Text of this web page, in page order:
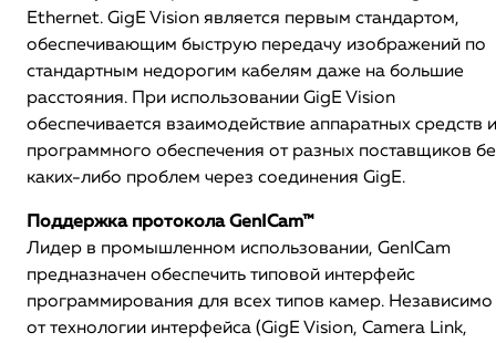
Ethernet. GigE Vision является первым стандартом,
обеспечивающим быструю передачу изображений по
стандартным недорогим кабелям даже на большие
расстояния. При использовании GigE Vision
обеспечивается взаимодействие аппаратных средств и
программного обеспечения от разных поставщиков
каких-либо проблем через соединения GigE.
Поддержка протокола GenICam™
Лидер в промышленном использовании, GenICam
предназначен обеспечить типовой интерфейс
программирования для всех типов камер. Независимо
от технологии интерфейса (GigE Vision, Camera Link,